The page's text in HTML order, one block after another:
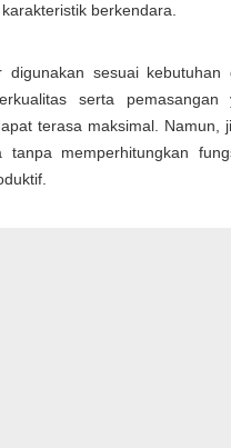
berkendara.
digunakan sesuai kebutuhan
serta
terasa maksimal. Namun,
tanpa memperhitungkan